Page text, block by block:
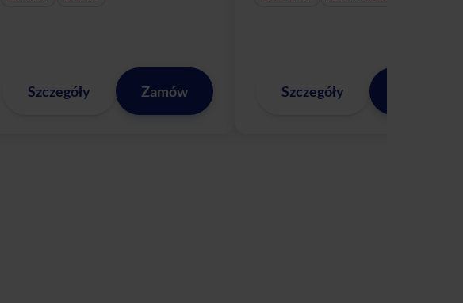
Szczegóły Zamów Szczegóły